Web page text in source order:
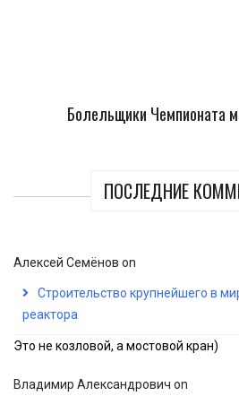
Болельщики Чемпионата
ПОСЛЕДНИЕ
Алексей Семёнов on
Строительство крупнейшего в
реактора
Это не козловой, а мостовой кран)
Владимир Александрович on